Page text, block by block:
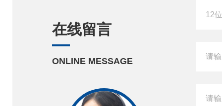
在线留言
ONLINE MESSAGE